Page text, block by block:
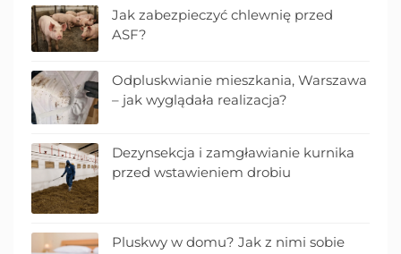
Jak zabezpieczyć chlewnię przed
ASF?
Odpluskwianie mieszkania, Warszawa
– jak wyglądała realizacja?
Dezynsekcja i zamgławianie kurnika
przed wstawieniem drobiu
Pluskwy w domu? Jak z nimi sobie